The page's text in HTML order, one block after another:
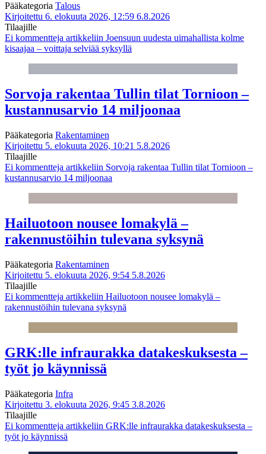
Pääkategoria Talous
Kirjoitettu 6. elokuuta 2026, 12:59 6.8.2026
Tilaajille
Ei kommentteja artikkeliin Joensuun uudesta uimahallista kolme
kisaajaa – voittaja selviää syksyllä
Sorvoja rakentaa Tullin tilat Tornioon –
kustannusarvio 14 miljoonaa
Pääkategoria Rakentaminen
Kirjoitettu 5. elokuuta 2026, 10:21 5.8.2026
Tilaajille
Ei kommentteja artikkeliin Sorvoja rakentaa Tullin tilat Tornioon –
kustannusarvio 14 miljoonaa
Hailuotoon nousee lomakylä –
rakennustöihin tulevana syksynä
Pääkategoria Rakentaminen
Kirjoitettu 5. elokuuta 2026, 9:54 5.8.2026
Tilaajille
Ei kommentteja artikkeliin Hailuotoon nousee lomakylä –
rakennustöihin tulevana syksynä
GRK:lle infraurakka datakeskuksesta –
työt jo käynnissä
Pääkategoria Infra
Kirjoitettu 3. elokuuta 2026, 9:45 3.8.2026
Tilaajille
Ei kommentteja artikkeliin GRK:lle infraurakka datakeskuksesta –
työt jo käynnissä